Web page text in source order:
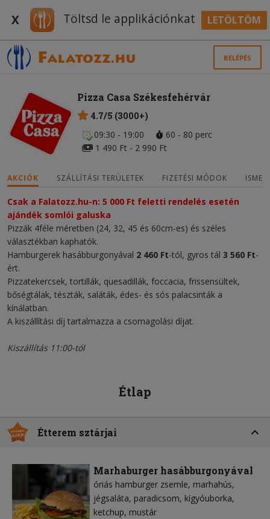
X Töltsd le applikációnkat LETÖLTÖM
BELÉPÉS
Pizza Casa Székesfehérvár
4.7/5 (3000+)
09:30 - 19:00
60 - 80 perc
1 490 Ft - 2 990 Ft
AKCIÓK SZÁLLÍTÁSI TERÜLETEK FIZETÉSI MÓDOK
Csak a Falatozz.hu-n: 5 000 Ft feletti rendelés esetén
ajándék somlói galuska
Pizzák 4féle méretben (24, 32, 45 és 60cm-es) és széles
választékban kaphatók.
Hamburgerek hasábburgonyával 2 460 Ft-tól, gyros tál 3 560 Ft-
ért.
Pizzatekercsek, tortillák, quesadillák, foccacia, frissensültek,
bőségtálak, tészták, saláták, édes- és sós palacsinták a
kínálatban.
A kiszállítási díj tartalmazza a csomagolási díjat.
Kiszállítás 11:00-tól
Étlap
Étterem sztárjai
Marhaburger hasábburgonyával
óriás hamburger zsemle marhahús
jégsaláta paradicsom kígyóuborka
ketchup mustár